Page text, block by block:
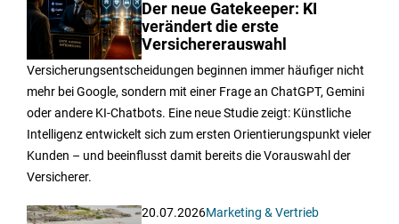
Der neue Gatekeeper: KI
verändert die erste
Versichererauswahl
Versicherungsentscheidungen beginnen immer häufiger nicht
mehr bei Google, sondern mit einer Frage an ChatGPT, Gemini
oder andere KI-Chatbots. Eine neue Studie zeigt: Künstliche
Intelligenz entwickelt sich zum ersten Orientierungspunkt vieler
Kunden – und beeinflusst damit bereits die Vorauswahl der
Versicherer.
20.07.2026Marketing & Vertrieb